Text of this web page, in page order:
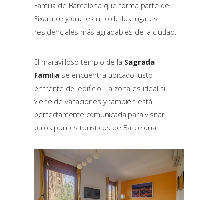
Familia de Barcelona que forma parte del
Eixample y que es uno de los lugares
residenciales más agradables de la ciudad.
El maravilloso templo de la Sagrada
Familia se encuentra ubicado justo
enfrente del edificio. La zona es ideal si
viene de vacaciones y también está
perfectamente comunicada para visitar
otros puntos turísticos de Barcelona.